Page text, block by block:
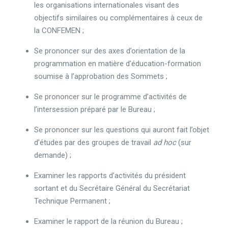
les organisations internationales visant des
objectifs similaires ou complémentaires à ceux de
la CONFEMEN ;
Se prononcer sur des axes d’orientation de la
programmation en matière d’éducation-formation
soumise à l’approbation des Sommets ;
Se prononcer sur le programme d’activités de
l’intersession préparé par le Bureau ;
Se prononcer sur les questions qui auront fait l’objet
d’études par des groupes de travail ad hoc(sur
demande) ;
Examiner les rapports d’activités du président
sortant et du Secrétaire Général du Secrétariat
Technique Permanent ;
Examiner le rapport de la réunion du Bureau ;